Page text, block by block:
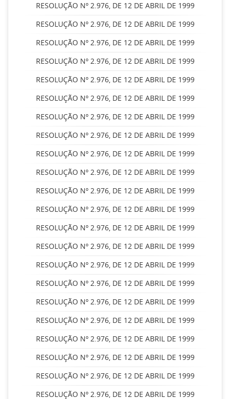
RESOLUÇÃO Nº 2.976, DE 12 DE ABRIL DE 1999
RESOLUÇÃO Nº 2.976, DE 12 DE ABRIL DE 1999
RESOLUÇÃO Nº 2.976, DE 12 DE ABRIL DE 1999
RESOLUÇÃO Nº 2.976, DE 12 DE ABRIL DE 1999
RESOLUÇÃO Nº 2.976, DE 12 DE ABRIL DE 1999
RESOLUÇÃO Nº 2.976, DE 12 DE ABRIL DE 1999
RESOLUÇÃO Nº 2.976, DE 12 DE ABRIL DE 1999
RESOLUÇÃO Nº 2.976, DE 12 DE ABRIL DE 1999
RESOLUÇÃO Nº 2.976, DE 12 DE ABRIL DE 1999
RESOLUÇÃO Nº 2.976, DE 12 DE ABRIL DE 1999
RESOLUÇÃO Nº 2.976, DE 12 DE ABRIL DE 1999
RESOLUÇÃO Nº 2.976, DE 12 DE ABRIL DE 1999
RESOLUÇÃO Nº 2.976, DE 12 DE ABRIL DE 1999
RESOLUÇÃO Nº 2.976, DE 12 DE ABRIL DE 1999
RESOLUÇÃO Nº 2.976, DE 12 DE ABRIL DE 1999
RESOLUÇÃO Nº 2.976, DE 12 DE ABRIL DE 1999
RESOLUÇÃO Nº 2.976, DE 12 DE ABRIL DE 1999
RESOLUÇÃO Nº 2.976, DE 12 DE ABRIL DE 1999
RESOLUÇÃO Nº 2.976, DE 12 DE ABRIL DE 1999
RESOLUÇÃO Nº 2.976, DE 12 DE ABRIL DE 1999
RESOLUÇÃO Nº 2.976, DE 12 DE ABRIL DE 1999
RESOLUÇÃO Nº 2.976, DE 12 DE ABRIL DE 1999